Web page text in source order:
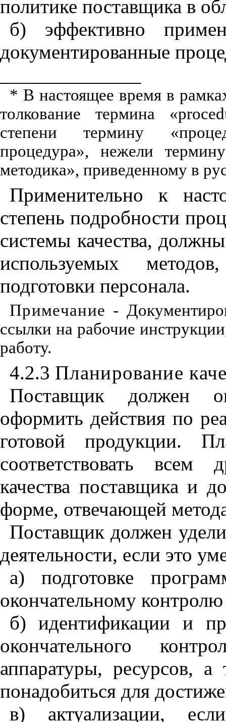
политике поставщика в
б) эффективно
документированные
* В настоящее время в
толкование термина «
степени термину
процедура», нежели
методика», приведенному в
Применительно к
степень подробности
системы качества, должны
используемых методов,
подготовки персонала.
Примечание -
ссылки на рабочие инструкции
работу.
4.2.3 Планирование
Поставщик должен
оформить действия по
готовой продукции.
соответствовать всем
качества поставщика и
форме, отвечающей
Поставщик должен
деятельности, если это
а) подготовке
окончательному
б) идентификации и
окончательного
аппаратуры, ресурсов, а
понадобиться для
в) актуализации,